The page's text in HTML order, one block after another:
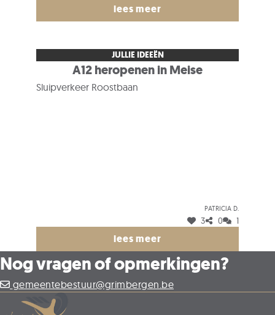
veel ongevallen door sluipstroom om Viaduct
Vilvoorde te ontwijken.
lees meer
JULLIE IDEEËN
A12 heropenen in Meise
Sluipverkeer Roostbaan
Patricia D.
3 0 1
lees meer
Nog vragen of opmerkingen?
gemeentebestuur@grimbergen.be